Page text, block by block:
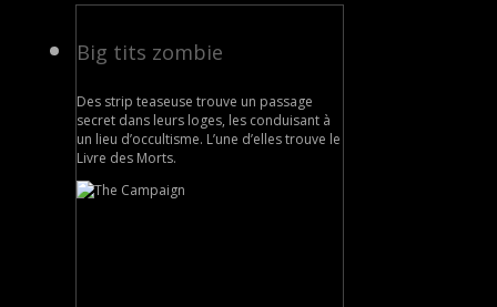
Big tits zombie
Des strip teaseuse trouve un passage
secret dans leurs loges, les conduisant à
un lieu d’occultisme. L’une d’elles trouve le
Livre des Morts.